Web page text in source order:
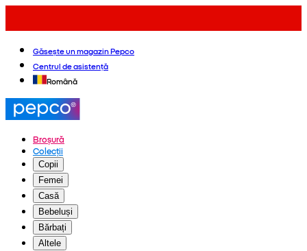
Găsește un magazin Pepco
Centrul de asistență
Română
Broșură
Colecții
Copii
Femei
Casă
Bebeluși
Bărbați
Altele